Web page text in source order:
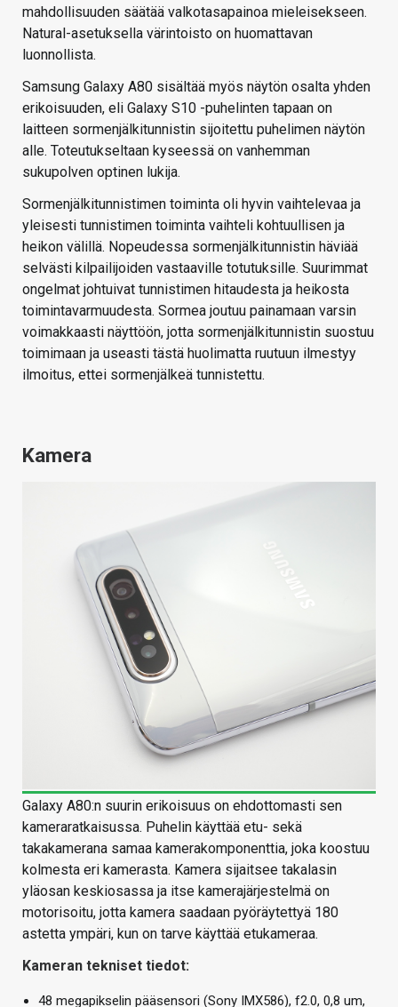
mahdollisuuden säätää valkotasapainoa mieleisekseen.
Natural-asetuksella värintoisto on huomattavan
luonnollista.
Samsung Galaxy A80 sisältää myös näytön osalta yhden
erikoisuuden, eli Galaxy S10 -puhelinten tapaan on
laitteen sormenjälkitunnistin sijoitettu puhelimen näytön
alle. Toteutukseltaan kyseessä on vanhemman
sukupolven optinen lukija.
Sormenjälkitunnistimen toiminta oli hyvin vaihtelevaa ja
yleisesti tunnistimen toiminta vaihteli kohtuullisen ja
heikon välillä. Nopeudessa sormenjälkitunnistin häviää
selvästi kilpailijoiden vastaaville totutuksille. Suurimmat
ongelmat johtuivat tunnistimen hitaudesta ja heikosta
toimintavarmuudesta. Sormea joutuu painamaan varsin
voimakkaasti näyttöön, jotta sormenjälkitunnistin suostuu
toimimaan ja useasti tästä huolimatta ruutuun ilmestyy
ilmoitus, ettei sormenjälkeä tunnistettu.
Kamera
Galaxy A80:n suurin erikoisuus on ehdottomasti sen
kameraratkaisussa. Puhelin käyttää etu- sekä
takakamerana samaa kamerakomponenttia, joka koostuu
kolmesta eri kamerasta. Kamera sijaitsee takalasin
yläosan keskiosassa ja itse kamerajärjestelmä on
motorisoitu, jotta kamera saadaan pyöräytettyä 180
astetta ympäri, kun on tarve käyttää etukameraa.
Kameran tekniset tiedot:
48 megapikselin pääsensori (Sony IMX586), f2.0, 0,8 um,